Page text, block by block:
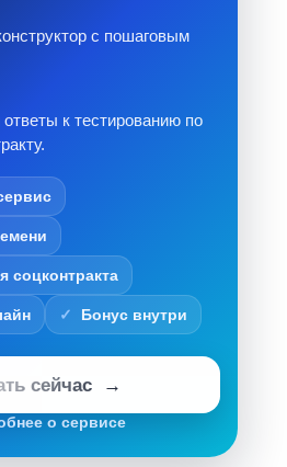
с пошаговым
к тестированию по
соцконтракта
Бонус внутри
сейчас
о сервисе